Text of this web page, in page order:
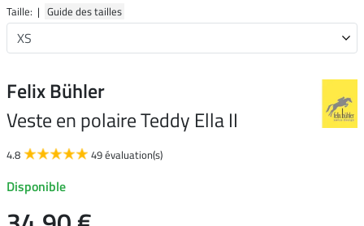
Taille: | Guide des tailles
Felix Bühler
Veste en polaire Teddy Ella II
4.8 49 évaluation(s)
Disponible